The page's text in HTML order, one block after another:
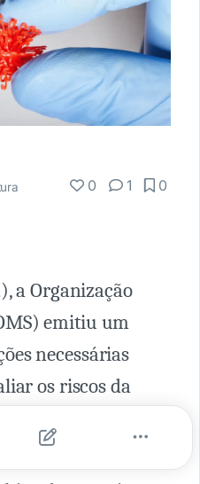
0 1 0
a Organização
emitiu um
necessárias
os riscos da